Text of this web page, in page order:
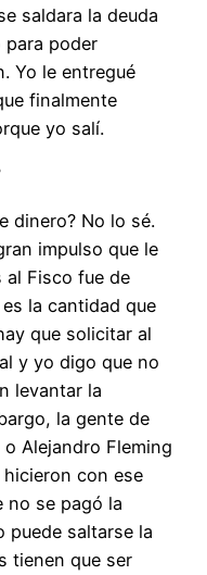
saldara la deuda
para poder
Yo le entregué
finalmente
yo salí.
dinero? No lo sé.
impulso que le
Fisco fue de
la cantidad que
que solicitar al
y yo digo que no
levantar la
la gente de
Alejandro Fleming
con ese
no se pagó la
puede saltarse la
tienen que ser